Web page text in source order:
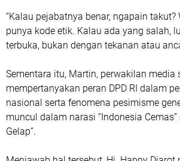
“Kalau pejabatnya benar, ngapain takut?
punya kode etik. Kalau ada yang salah,
terbuka, bukan dengan tekanan atau
Sementara itu, Martin, perwakilan media
mempertanyakan peran DPD RI dalam
nasional serta fenomena pesimisme
muncul dalam narasi “Indonesia Cemas”
Gelap”.